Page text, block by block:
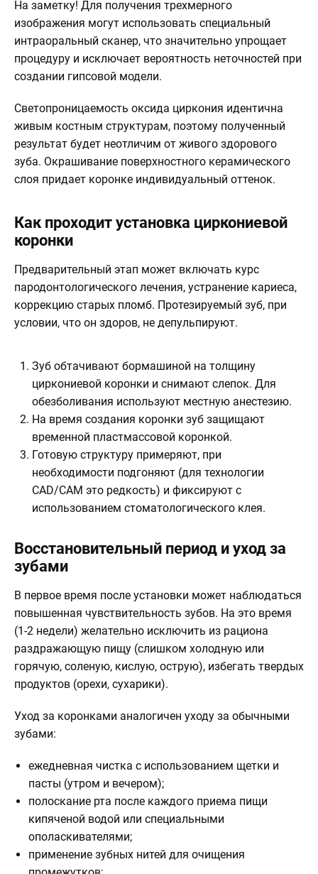
На заметку! Для получения трехмерного
изображения могут использовать специальный
интраоральный сканер, что значительно упрощает
процедуру и исключает вероятность неточностей при
создании гипсовой модели.
Светопроницаемость оксида циркония идентична
живым костным структурам, поэтому полученный
результат будет неотличим от живого здорового
зуба. Окрашивание поверхностного керамического
слоя придает коронке индивидуальный оттенок.
Как проходит установка циркониевой
коронки
Предварительный этап может включать курс
пародонтологического лечения, устранение кариеса,
коррекцию старых пломб. Протезируемый зуб, при
условии, что он здоров, не депульпируют.
Зуб обтачивают бормашиной на толщину
циркониевой коронки и снимают слепок. Для
обезболивания используют местную анестезию.
На время создания коронки зуб защищают
временной пластмассовой коронкой.
Готовую структуру примеряют, при
необходимости подгоняют (для технологии
CAD/CAM это редкость) и фиксируют с
использованием стоматологического клея.
Восстановительный период и уход за
зубами
В первое время после установки может наблюдаться
повышенная чувствительность зубов. На это время
(1-2 недели) желательно исключить из рациона
раздражающую пищу (слишком холодную или
горячую, соленую, кислую, острую), избегать твердых
продуктов (орехи, сухарики).
Уход за коронками аналогичен уходу за обычными
зубами:
ежедневная чистка с использованием щетки и
пасты (утром и вечером);
полоскание рта после каждого приема пищи
кипяченой водой или специальными
ополаскивателями;
применение зубных нитей для очищения